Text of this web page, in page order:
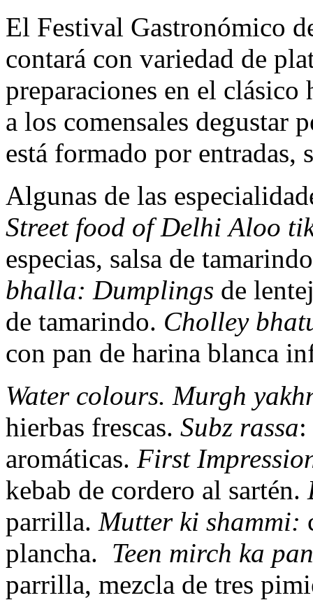
El Festival Gastronómico
contará con variedad de
preparaciones en el
a los comensales degustar
está formado por entradas,
Algunas de las
Street food of Delhi Aloo
especias, salsa de
bhalla: Dumplings de
de tamarindo. Cholley
con pan de harina blanca
Water colours. Murgh
hierbas frescas. Subz rassa
aromáticas. First
kebab de cordero al sartén.
parrilla. Mutter ki shammi:
plancha. Teen mirch ka
parrilla, mezcla de tres